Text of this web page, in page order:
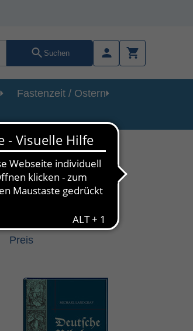
Suchen
Fastenzeit / Ostern
Preis